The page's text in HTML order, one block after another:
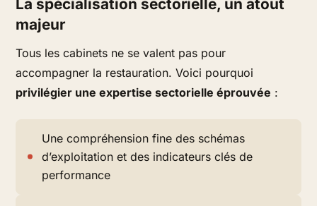
La spécialisation sectorielle, un atout
majeur
Tous les cabinets ne se valent pas pour
accompagner la restauration. Voici pourquoi
privilégier une expertise sectorielle éprouvée :
Une compréhension fine des schémas
d’exploitation et des indicateurs clés de
performance